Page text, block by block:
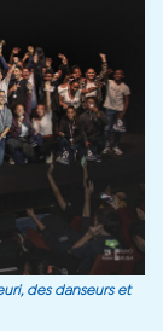
des danseurs et